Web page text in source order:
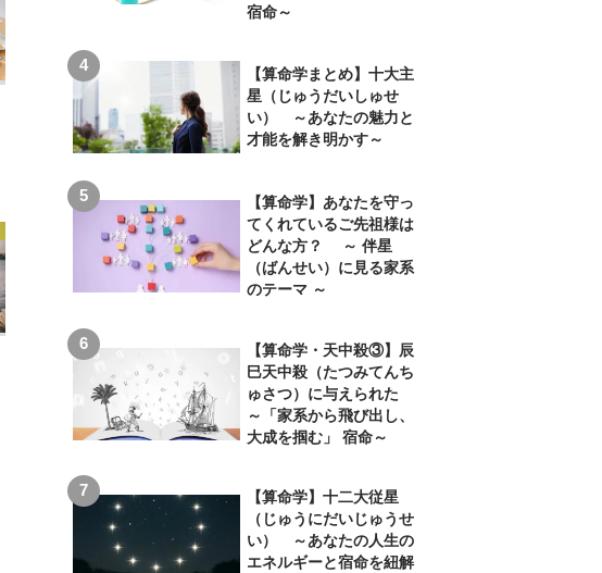
宿命～
【算命学まとめ】十大主
星（じゅうだいしゅせ
い） ～あなたの魅力と
才能を解き明かす～
【算命学】あなたを守っ
てくれているご先祖様は
どんな方？ ～ 伴星
（ばんせい）に見る家系
のテーマ ～
【算命学・天中殺③】辰
巳天中殺（たつみてんち
ゅさつ）に与えられた
～「家系から飛び出し、
大成を掴む」 宿命～
【算命学】十二大従星
（じゅうにだいじゅうせ
い） ～あなたの人生の
エネルギーと宿命を紐解